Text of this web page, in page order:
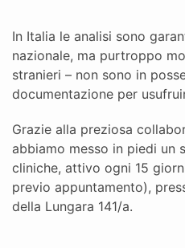
In Italia le analisi sono
nazionale, ma purtroppo
stranieri – non sono in
documentazione per
Grazie alla preziosa
abbiamo messo in piedi un
cliniche, attivo ogni 15
previo appuntamento),
della Lungara 141/a.